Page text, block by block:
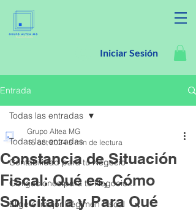
Iniciar Sesión
Entrada
Todas las entradas
Contabilidad para tu Negocio
Obligaciones para tu Negocio...
Elige el mejor Régimen Fiscal
Todas las entradas
Constancia de Situación
Fiscal: Qué es, Cómo
Solicitarla y Para Qué
Grupo Altea MG
15 oct 2024 5 min de lectura